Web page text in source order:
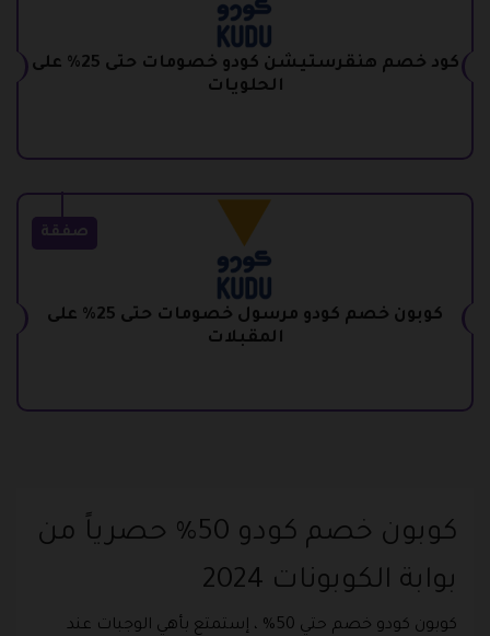
كود خصم هنقرستيشن كودو خصومات حتى 25% على
الحلويات
صفقة
كوبون خصم كودو مرسول خصومات حتى 25% على
المقبلات
كوبون خصم كودو 50% حصرياً من
بوابة الكوبونات 2024
كوبون كودو خصم حتي 50% ، إستمتع بأهي الوجبات عند